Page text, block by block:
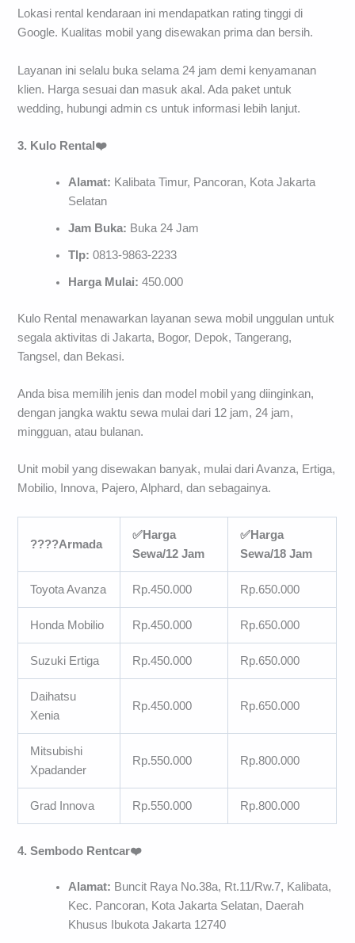
Lokasi rental kendaraan ini mendapatkan rating tinggi di
Google. Kualitas mobil yang disewakan prima dan bersih.
Layanan ini selalu buka selama 24 jam demi kenyamanan
klien. Harga sesuai dan masuk akal. Ada paket untuk
wedding, hubungi admin cs untuk informasi lebih lanjut.
3. Kulo Rental❤️
Alamat: Kalibata Timur, Pancoran, Kota Jakarta
Selatan
Jam Buka: Buka 24 Jam
Tlp: 0813-9863-2233
Harga Mulai:450.000
Kulo Rental menawarkan layanan sewa mobil unggulan untuk
segala aktivitas di Jakarta, Bogor, Depok, Tangerang,
Tangsel, dan Bekasi.
Anda bisa memilih jenis dan model mobil yang diinginkan,
dengan jangka waktu sewa mulai dari 12 jam, 24 jam,
mingguan, atau bulanan.
Unit mobil yang disewakan banyak, mulai dari Avanza, Ertiga,
Mobilio, Innova, Pajero, Alphard, dan sebagainya.
????Armada
✅Harga
Sewa/12 Jam
✅Harga
Sewa/18 Jam
Toyota Avanza Rp.450.000 Rp.650.000
Honda Mobilio Rp.450.000 Rp.650.000
Suzuki Ertiga Rp.450.000 Rp.650.000
Daihatsu
Xenia
Rp.450.000 Rp.650.000
Mitsubishi
Xpadander
Rp.550.000 Rp.800.000
Grad Innova Rp.550.000 Rp.800.000
4. Sembodo Rentcar❤️
Alamat: Buncit Raya No.38a, Rt.11/Rw.7, Kalibata,
Kec. Pancoran, Kota Jakarta Selatan, Daerah
Khusus Ibukota Jakarta 12740